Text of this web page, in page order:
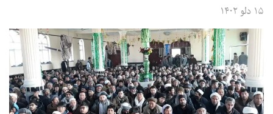
۱۵ دلو ۱۴۰۲